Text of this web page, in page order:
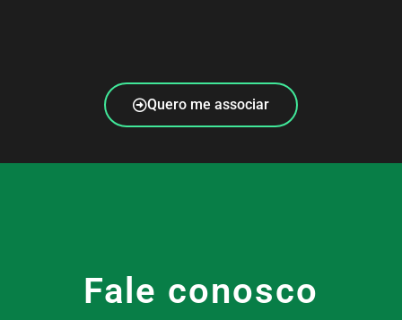
Quero me associar
Fale conosco